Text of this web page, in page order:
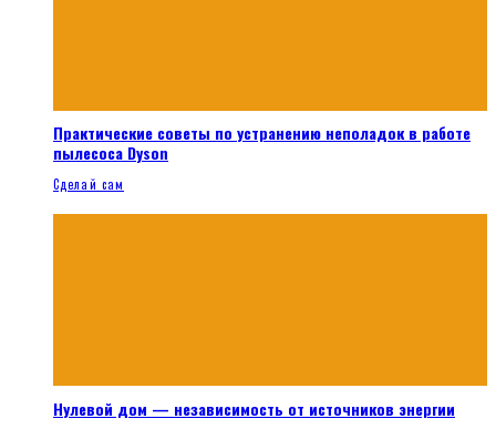
Практические советы по устранению неполадок в работе
пылесоса Dyson
Сделай сам
Нулевой дом — независимость от источников энергии